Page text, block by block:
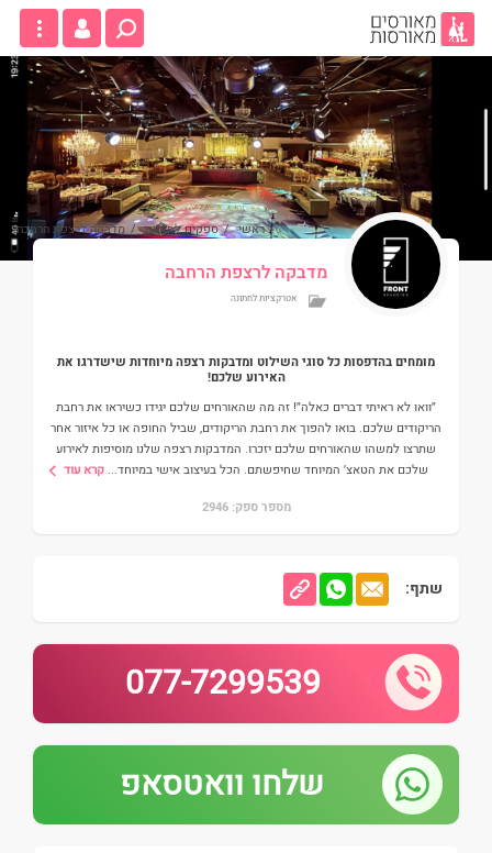
ראשי / ספקים לחתונה / מדבקה לרצפת הרחבה
מדבקה לרצפת הרחבה
אטרקציות לחתונה
מומחים בהדפסות כל סוגי השילוט ומדבקות רצפה מיוחדות שישדרגו את
האירוע שלכם!
״וואו לא ראיתי דברים כאלה״! זה מה שהאורחים שלכם יגידו כשיראו את רחבת
הריקודים שלכם. בואו להפוך את רחבת הריקודים, שביל החופה או כל איזור אחר
שתרצו למשהו שהאורחים שלכם יזכרו. המדבקות רצפה שלנו מוסיפות לאירוע
שלכם את הטאצ׳ המיוחד שחיפשתם. הכל בעיצוב אישי במיוחד... קרא עוד
מספר ספק: 2946
שתף:
077-7299539
שלחו וואטסאפ